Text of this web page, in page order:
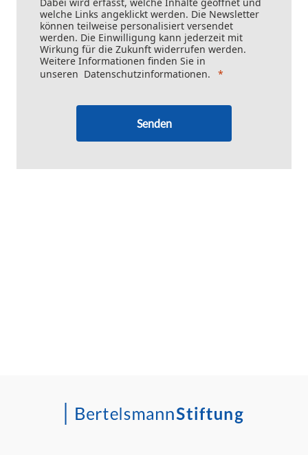
Dabei wird erfasst, welche Inhalte geöffnet und
welche Links angeklickt werden. Die Newsletter
können teilweise personalisiert versendet
werden. Die Einwilligung kann jederzeit mit
Wirkung für die Zukunft widerrufen werden.
Weitere Informationen finden Sie in
unseren Datenschutzinformationen.
Senden